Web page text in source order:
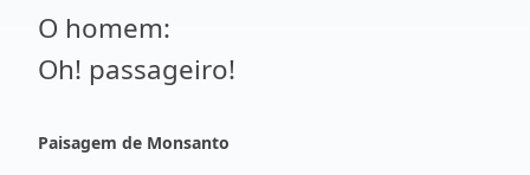
O homem:
Oh! passageiro!
Paisagem de Monsanto